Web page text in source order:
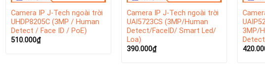
Camera IP J-Tech ngoài trời
UHDP8205C (3MP / Human
Detect / Face ID / PoE)
510.000₫
Camera IP J-Tech ngoài trời
UAI5723CS (3MP/Human
Detect/FaceID/ Smart Led/
Loa)
390.000₫
3MP/